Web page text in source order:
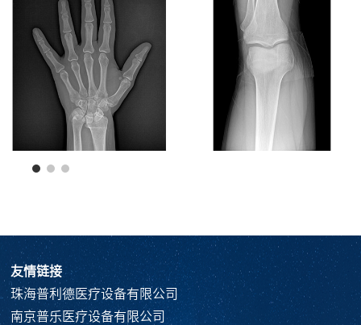
友情链接
珠海普利德医疗设备有限公司
南京普乐医疗设备有限公司